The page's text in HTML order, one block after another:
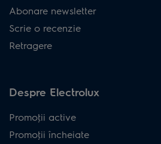
Abonare newsletter
Scrie o recenzie
Retragere
Despre Electrolux
Promoţii active
Promoţii încheiate